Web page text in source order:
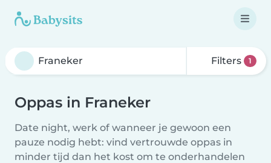
Filters 1
Oppas in Franeker
Date night, werk of wanneer je gewoon een
pauze nodig hebt: vind vertrouwde oppas in
minder tijd dan het kost om te onderhandelen